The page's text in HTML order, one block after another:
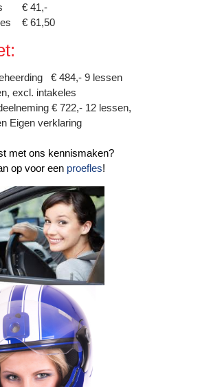
€ 41,-
€ 61,50
€ 484,- 9 lessen
excl. intakeles
€ 722,- 12 lessen,
Eigen verklaring
met ons kennismaken?
op voor een proefles!